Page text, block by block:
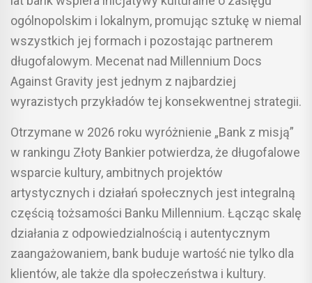
ogólnopolskim i lokalnym, promując sztukę w niemal
wszystkich jej formach i pozostając partnerem
długofalowym. Mecenat nad Millennium Docs
Against Gravity jest jednym z najbardziej
wyrazistych przykładów tej konsekwentnej strategii.
Otrzymane w 2026 roku wyróżnienie „Bank z misją”
w rankingu Złoty Bankier potwierdza, że długofalowe
wsparcie kultury, ambitnych projektów
artystycznych i działań społecznych jest integralną
częścią tożsamości Banku Millennium. Łącząc skalę
działania z odpowiedzialnością i autentycznym
zaangażowaniem, bank buduje wartość nie tylko dla
klientów, ale także dla społeczeństwa i kultury.